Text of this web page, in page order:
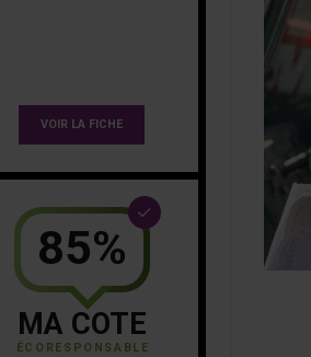
VOIR LA FICHE
85%
MA COTE
ÉCORESPONSABLE